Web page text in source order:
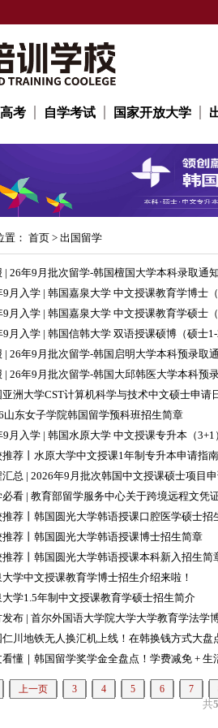
考 自学考试 国家开放大学
置： 首页 > 出国留学
| 26年9月批次留学-韩国檀国大学本科录取通
9月入学 | 韩国嘉泉大学 中文授课教育学博士
9月入学 | 韩国嘉泉大学 中文授课教育学硕士
9月入学 | 韩国信韩大学 双语授课硕博（硕士
| 26年9月批次留学-韩国启明大学本科预录取
| 26年9月批次留学-韩国大邱韩医大学本科预
洲大学CST计算机科学与技术中文硕士申请
山东女子学院韩国留学预科班招生简章
9月入学 | 韩国水原大学 中文授课专升本（
推荐丨水原大学中文授课1年制专升本申请指南
汇总 | 2026年9月批次韩国中文授课硕士项目
必看 | 教育部留学服务中心关于跨境远程文凭
推荐丨韩国圆光大学韩语授课口腔医学硕士招
推荐丨韩国圆光大学韩语授课博士招生简章
推荐丨韩国圆光大学韩语授课本科新入招生简
学中文授课教育学博士招生介绍来啦！
大学1.5年制中文授课教育学硕士招生简介
发布 | 首尔外国语大学院大学大学教育学法学
仁川地铁无人换汇机上线！在韩换钱方式大盘
看懂｜韩国留学奖学金全盘点！学费减免 + 生
上一页 3 4 5 6 7
共